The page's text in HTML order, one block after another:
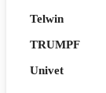
Telwin
TRUMPF
Univet